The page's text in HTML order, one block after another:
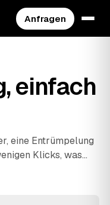
Anfragen
einfach
eine Entrümpelung
Klicks, was
Angebote